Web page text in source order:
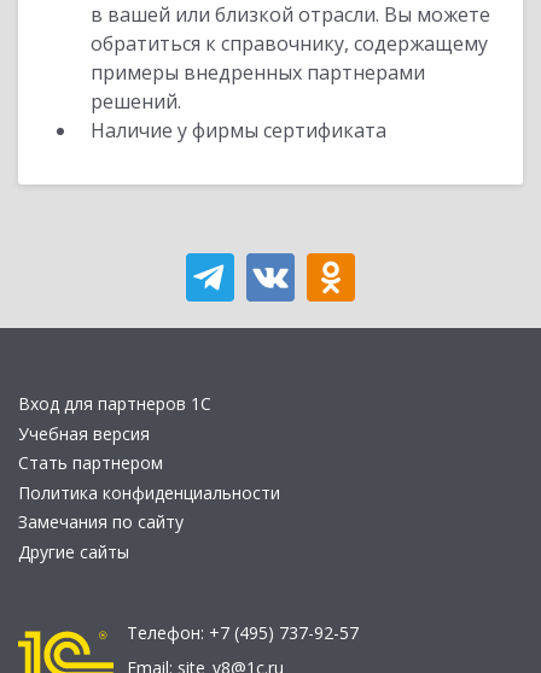
в вашей или близкой отрасли. Вы можете
обратиться к справочнику, содержащему
примеры внедренных партнерами
решений.
Наличие у фирмы сертификата
Вход для партнеров 1С
Учебная версия
Стать партнером
Политика конфиденциальности
Замечания по сайту
Другие сайты
Телефон: +7 (495) 737-92-57
Email: site_v8@1c.ru